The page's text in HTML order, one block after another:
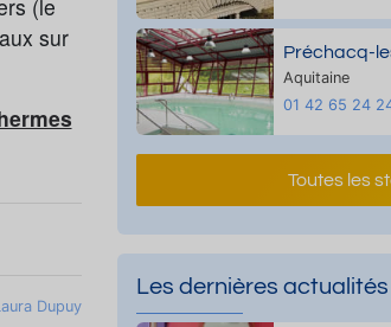
(le
sur
Dupuy
Préchacq-
Aquitaine
01 42 65 24
Toutes les
Les dernières actualités